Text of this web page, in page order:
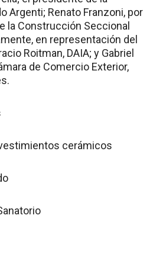
Argenti; Renato Franzoni, por
la Construcción Seccional
en representación del
Roitman, DAIA; y Gabriel
de Comercio Exterior,
cerámicos